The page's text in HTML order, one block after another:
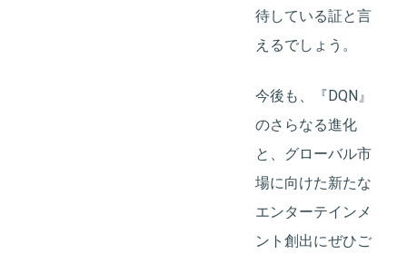
待している証と言
えるでしょう。
今後も、『DQN』
のさらなる進化
と、グローバル市
場に向けた新たな
エンターテインメ
ント創出にぜひご